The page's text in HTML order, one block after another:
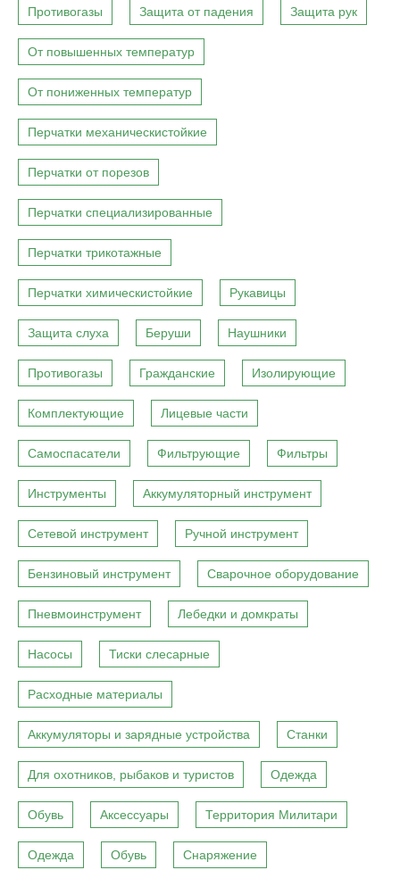
Противогазы Защита от падения Защита рук
От повышенных температур
От пониженных температур
Перчатки механическистойкие
Перчатки от порезов
Перчатки специализированные
Перчатки трикотажные
Перчатки химическистойкие Рукавицы
Защита слуха Беруши Наушники
Противогазы Гражданские Изолирующие
Комплектующие Лицевые части
Самоспасатели Фильтрующие Фильтры
Инструменты Аккумуляторный инструмент
Сетевой инструмент Ручной инструмент
Бензиновый инструмент Сварочное оборудование
Пневмоинструмент Лебедки и домкраты
Насосы Тиски слесарные
Расходные материалы
Аккумуляторы и зарядные устройства Станки
Для охотников, рыбаков и туристов Одежда
Обувь Аксессуары Территория Милитари
Одежда Обувь Снаряжение